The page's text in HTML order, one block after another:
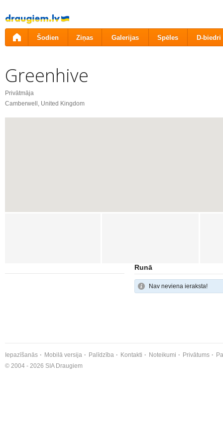
Pāriet
uz
saturu
Šodien Ziņas Galerijas Spēles D-biedri
Greenhive
Privātmāja
Camberwell, United Kingdom
Runā
Nav neviena ieraksta!
Iepazīšanās Mobilā versija Palīdzība Kontakti Noteikumi Privātums
© 2004 - 2026 SIA Draugiem